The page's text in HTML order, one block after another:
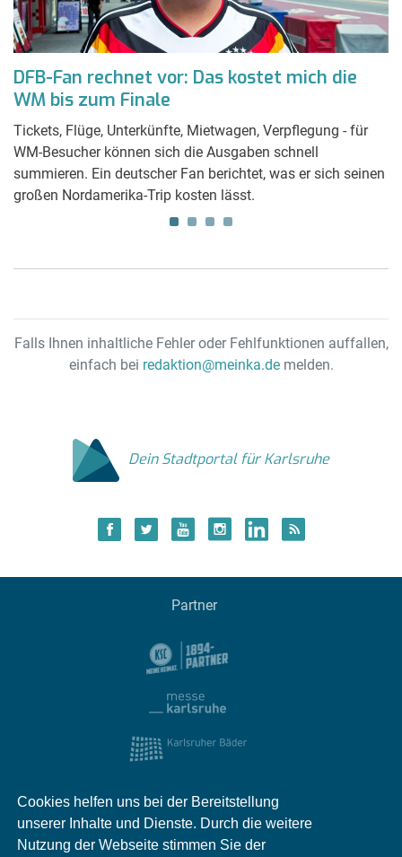
Cookies helfen uns bei der Bereitstellung
unserer Inhalte und Dienste. Durch die weitere
Nutzung der Webseite stimmen Sie der
DFB-Fan rechnet vor: Das kostet mich die
WM bis zum Finale
Tickets, Flüge, Unterkünfte, Mietwagen, Verpflegung - für
WM-Besucher können sich die Ausgaben schnell
summieren. Ein deutscher Fan berichtet, was er sich seinen
großen Nordamerika-Trip kosten lässt.
Falls Ihnen inhaltliche Fehler oder Fehlfunktionen auffallen,
einfach bei redaktion@meinka.demelden.
Dein Stadtportal für Karlsruhe
Partner